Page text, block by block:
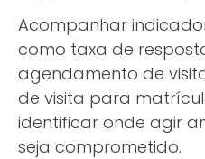
Acompanhar
como taxa de
agendamento de
de visita para
identificar onde agir
seja comprometido.